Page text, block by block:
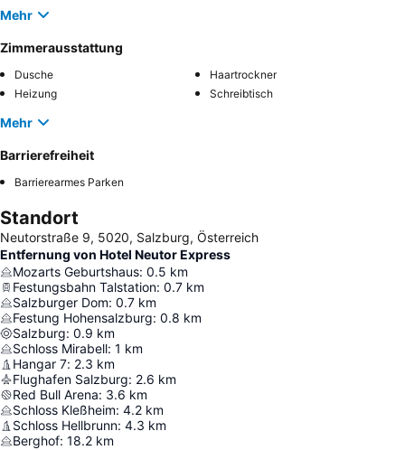
Mehr
Zimmerausstattung
Dusche
Haartrockner
Heizung
Schreibtisch
Mehr
Barrierefreiheit
Barrierearmes Parken
Standort
Neutorstraße 9, 5020, Salzburg, Österreich
Entfernung von Hotel Neutor Express
Mozarts Geburtshaus: 0.5 km
Festungsbahn Talstation: 0.7 km
Salzburger Dom: 0.7 km
Festung Hohensalzburg: 0.8 km
Salzburg: 0.9 km
Schloss Mirabell: 1 km
Hangar 7: 2.3 km
Flughafen Salzburg: 2.6 km
Red Bull Arena: 3.6 km
Schloss Kleßheim: 4.2 km
Schloss Hellbrunn: 4.3 km
Berghof: 18.2 km